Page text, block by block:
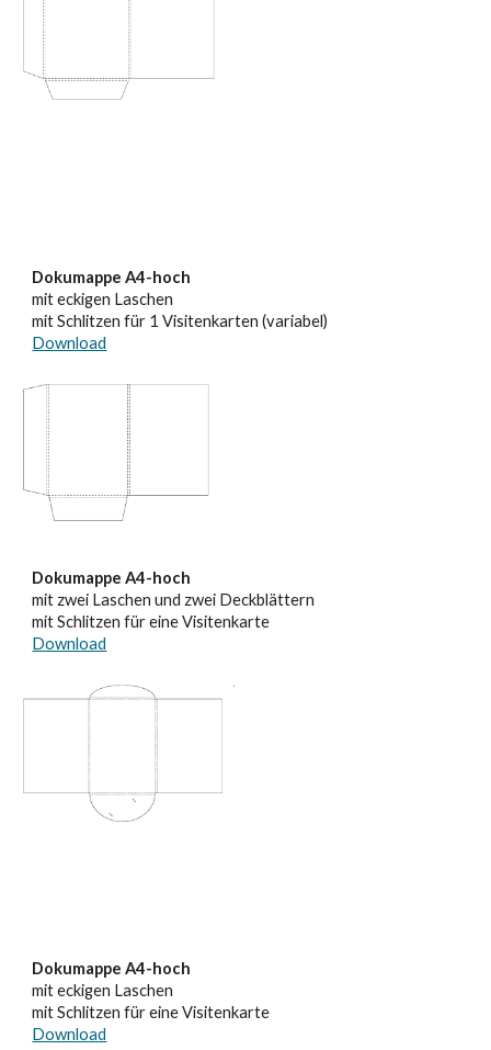
Dokumappe A4-hoch
mit eckigen Laschen
mit Schlitzen für 1 Visitenkarten (variabel)
Download
Dokumappe A4-hoch
mit zwei Laschen und zwei Deckblättern
mit Schlitzen für eine Visitenkarte
Download
Dokumappe A4-hoch
mit eckigen Laschen
mit Schlitzen für eine Visitenkarte
Download